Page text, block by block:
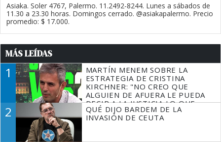
Asiaka. Soler 4767, Palermo. 11.2492-8244. Lunes a sábados de
11.30 a 23.30 horas. Domingos cerrado. @asiakapalermo. Precio
promedio: $ 17.000.
MÁS LEÍDAS
1
MARTÍN MENEM SOBRE LA
ESTRATEGIA DE CRISTINA
KIRCHNER: "NO CREO QUE
ALGUIEN DE AFUERA LE PUEDA
DECIR A LA JUSTICIA LO QUE
TIENE QUE HACER"
2
QUÉ DIJO BARDEM DE LA
INVASIÓN DE CEUTA